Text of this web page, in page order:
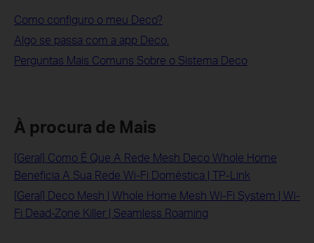
Como configuro o meu Deco?
Algo se passa com a app Deco.
Perguntas Mais Comuns Sobre o Sistema Deco
À procura de Mais
[Geral] Como É Que A Rede Mesh Deco Whole Home
Beneficia A Sua Rede Wi-Fi Doméstica | TP-Link
[Geral] Deco Mesh | Whole Home Mesh Wi-Fi System | Wi-
Fi Dead-Zone Killer | Seamless Roaming